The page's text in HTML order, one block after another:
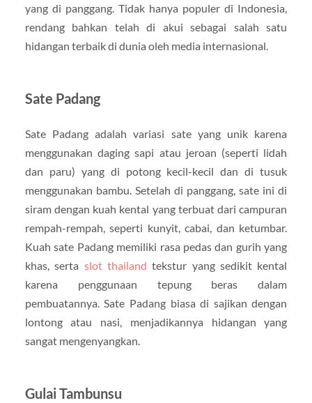
yang di panggang. Tidak hanya populer di Indonesia,
rendang bahkan telah di akui sebagai salah satu
hidangan terbaik di dunia oleh media internasional.
Sate Padang
Sate Padang adalah variasi sate yang unik karena
menggunakan daging sapi atau jeroan (seperti lidah
dan paru) yang di potong kecil-kecil dan di tusuk
menggunakan bambu. Setelah di panggang, sate ini di
siram dengan kuah kental yang terbuat dari campuran
rempah-rempah, seperti kunyit, cabai, dan ketumbar.
Kuah sate Padang memiliki rasa pedas dan gurih yang
khas, serta slot thailand tekstur yang sedikit kental
karena penggunaan tepung beras dalam
pembuatannya. Sate Padang biasa di sajikan dengan
lontong atau nasi, menjadikannya hidangan yang
sangat mengenyangkan.
Gulai Tambunsu